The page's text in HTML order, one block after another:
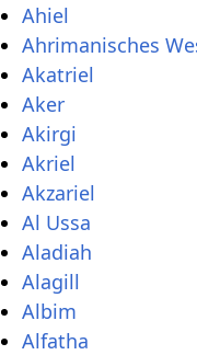
Ahiel
Ahrimanisches
Akatriel
Aker
Akirgi
Akriel
Akzariel
Al Ussa
Aladiah
Alagill
Albim
Alfatha